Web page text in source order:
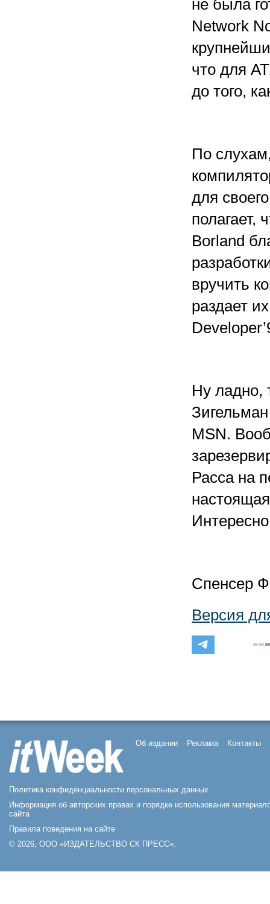
не была
Network
что для
до того,
По
для
полагает,
Borland
вручить
раздает
Ну ладно,
MSN.
Расса на
Спенсер
Версия
Об издании Реклама Контакты
Политика конфиденциальности персональных данных
Информация об авторских правах и порядке использования
сайта
Правила поведения на сайте
© 2026, ООО «ИЗДАТЕЛЬСТВО СК ПРЕСС».